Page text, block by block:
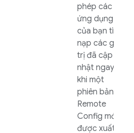
phép các
ứng dụng
của bạn tìm
nạp các giá
trị đã cập
nhật ngay
khi một
phiên bản
Remote
Config mới
được xuất